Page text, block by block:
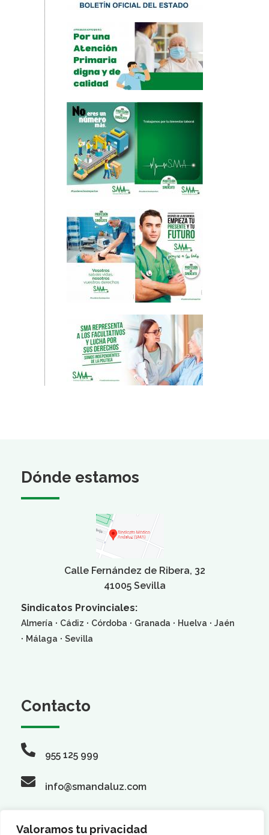
Valoramos tu privacidad
Dónde estamos
Calle Fernández de Ribera, 32
41005 Sevilla
Sindicatos Provinciales:
Almería · Cádiz · Córdoba · Granada · Huelva · Jaén
· Málaga · Sevilla
Contacto
955 125 999
info@smandaluz.com